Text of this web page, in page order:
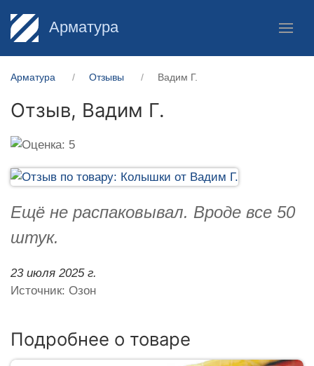
Арматура
Арматура Отзывы Вадим Г.
Отзыв, Вадим Г.
Ещё не распаковывал. Вроде все 50
штук.
23 июля 2025 г.
Источник: Озон
Подробнее о товаре